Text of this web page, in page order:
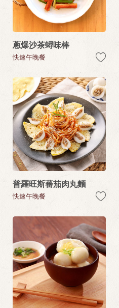
蔥爆沙茶蟳味棒
快速午晚餐
普羅旺斯蕃茄肉丸麵
快速午晚餐